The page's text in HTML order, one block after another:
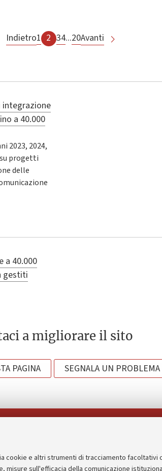
e altri strumenti di tracciamento facoltativi
sull'efficacia della comunicazione
Indietro1 2 34...20Avanti
integrazione
a 40.000
2023, 2024,
progetti
delle
a 40.000
gestiti
a migliorare il sito
PAGINA SEGNALA UN PROBLEMA
Bandi, gare e concorsi